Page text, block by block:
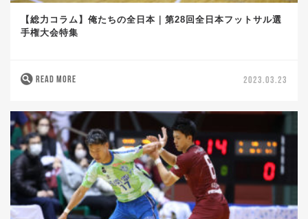
【総力コラム】俺たちの全日本｜第28回全日本フットサル選
手権大会特集
READ MORE 2023.03.23